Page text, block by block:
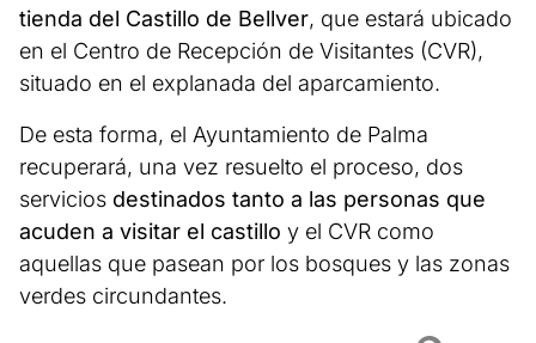
tienda del Castillo de Bellver, que estará ubicado
en el Centro de Recepción de Visitantes (CVR),
situado en el explanada del aparcamiento.
De esta forma, el Ayuntamiento de Palma
recuperará, una vez resuelto el proceso, dos
servicios destinados tanto a las personas que
acuden a visitar el castillo y el CVR como
aquellas que pasean por los bosques y las zonas
verdes circundantes.